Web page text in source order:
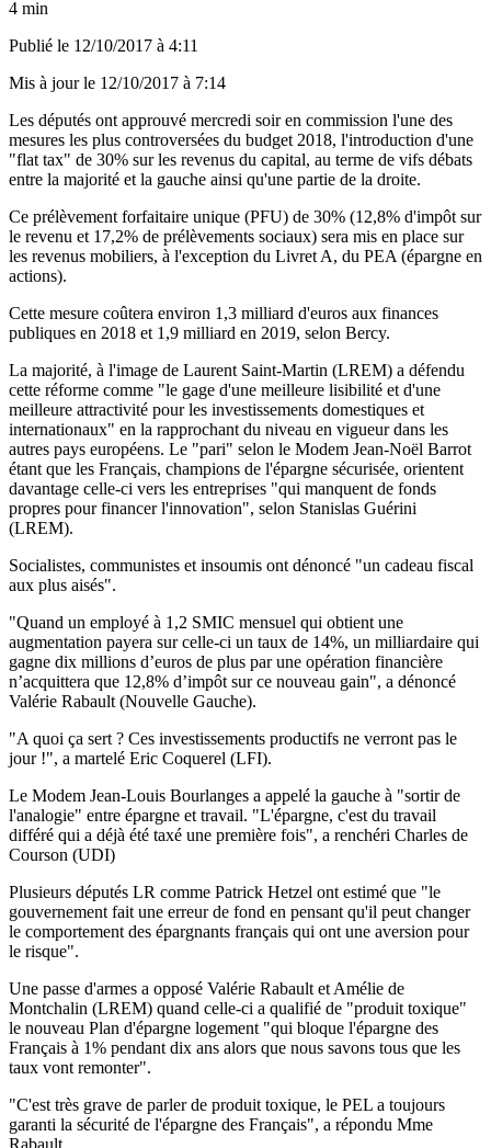
4 min
Publié le 12/10/2017 à 4:11
Mis à jour le 12/10/2017 à 7:14
Les députés ont approuvé mercredi soir en commission l'une des
mesures les plus controversées du budget 2018, l'introduction d'une
"flat tax" de 30% sur les revenus du capital, au terme de vifs débats
entre la majorité et la gauche ainsi qu'une partie de la droite.
Ce prélèvement forfaitaire unique (PFU) de 30% (12,8% d'impôt sur
le revenu et 17,2% de prélèvements sociaux) sera mis en place sur
les revenus mobiliers, à l'exception du Livret A, du PEA (épargne en
actions).
Cette mesure coûtera environ 1,3 milliard d'euros aux finances
publiques en 2018 et 1,9 milliard en 2019, selon Bercy.
La majorité, à l'image de Laurent Saint-Martin (LREM) a défendu
cette réforme comme "le gage d'une meilleure lisibilité et d'une
meilleure attractivité pour les investissements domestiques et
internationaux" en la rapprochant du niveau en vigueur dans les
autres pays européens. Le "pari" selon le Modem Jean-Noël Barrot
étant que les Français, champions de l'épargne sécurisée, orientent
davantage celle-ci vers les entreprises "qui manquent de fonds
propres pour financer l'innovation", selon Stanislas Guérini
(LREM).
Socialistes, communistes et insoumis ont dénoncé "un cadeau fiscal
aux plus aisés".
"Quand un employé à 1,2 SMIC mensuel qui obtient une
augmentation payera sur celle-ci un taux de 14%, un milliardaire qui
gagne dix millions d’euros de plus par une opération financière
n’acquittera que 12,8% d’impôt sur ce nouveau gain", a dénoncé
Valérie Rabault (Nouvelle Gauche).
"A quoi ça sert ? Ces investissements productifs ne verront pas le
jour !", a martelé Eric Coquerel (LFI).
Le Modem Jean-Louis Bourlanges a appelé la gauche à "sortir de
l'analogie" entre épargne et travail. "L'épargne, c'est du travail
différé qui a déjà été taxé une première fois", a renchéri Charles de
Courson (UDI)
Plusieurs députés LR comme Patrick Hetzel ont estimé que "le
gouvernement fait une erreur de fond en pensant qu'il peut changer
le comportement des épargnants français qui ont une aversion pour
le risque".
Une passe d'armes a opposé Valérie Rabault et Amélie de
Montchalin (LREM) quand celle-ci a qualifié de "produit toxique"
le nouveau Plan d'épargne logement "qui bloque l'épargne des
Français à 1% pendant dix ans alors que nous savons tous que les
taux vont remonter".
"C'est très grave de parler de produit toxique, le PEL a toujours
garanti la sécurité de l'épargne des Français", a répondu Mme
Rabault.